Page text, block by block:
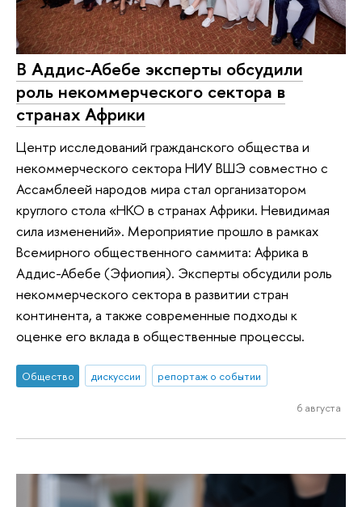
В Аддис-Абебе эксперты обсудили
роль некоммерческого сектора в
странах Африки
Центр исследований гражданского общества и
некоммерческого сектора НИУ ВШЭ совместно с
Ассамблеей народов мира стал организатором
круглого стола «НКО в странах Африки. Невидимая
сила изменений». Мероприятие прошло в рамках
Всемирного общественного саммита: Африка в
Аддис-Абебе (Эфиопия). Эксперты обсудили роль
некоммерческого сектора в развитии стран
континента, а также современные подходы к
оценке его вклада в общественные процессы.
Общество дискуссии репортаж о событии
6 августа